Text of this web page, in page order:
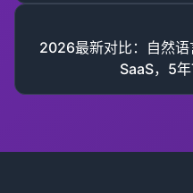
2026最新对比：自然
SaaS，5